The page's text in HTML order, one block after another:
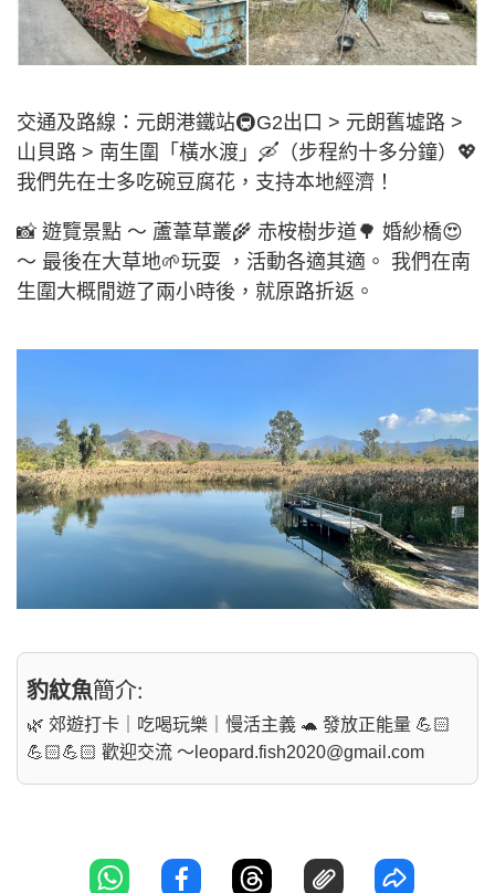
交通及路線：元朗港鐵站🚇G2出口 > 元朗舊墟路 >
山貝路 > 南生圍「橫水渡」🛶（步程約十多分鐘）💖
我們先在士多吃碗豆腐花，支持本地經濟！
📸 遊覽景點 ～ 蘆葦草叢🌾 赤桉樹步道🌳 婚紗橋😍
～ 最後在大草地🌱玩耍 ，活動各適其適。 我們在南
生圍大概閒遊了兩小時後，就原路折返。
豹紋魚簡介:
🌿 郊遊打卡｜吃喝玩樂｜慢活主義 🐢 發放正能量 💪🏻
💪🏻💪🏻 歡迎交流 ～ leopard.fish2020@gmail.com